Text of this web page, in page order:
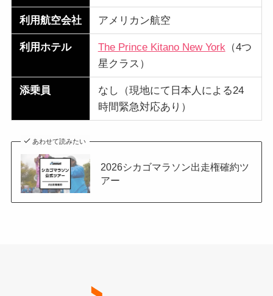
利用航空会社 アメリカン航空
利用ホテル The Prince Kitano New York（4つ
星クラス）
添乗員
なし（現地にて日本人による24
時間緊急対応あり）
あわせて読みたい
2026シカゴマラソン出走権確約ツ
アー